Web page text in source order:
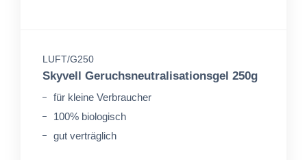
LUFT/G250
Skyvell Geruchsneutralisationsgel 250g
für kleine Verbraucher
100% biologisch
gut verträglich